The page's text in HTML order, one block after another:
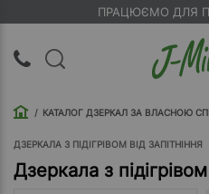
ПРАЦЮЄМО ДЛЯ
КАТАЛОГ ДЗЕРКАЛ ЗА ВЛАСНОЮ
ДЗЕРКАЛА З ПІДІГРІВОМ ВІД ЗАПІТНІННЯ
Дзеркала з